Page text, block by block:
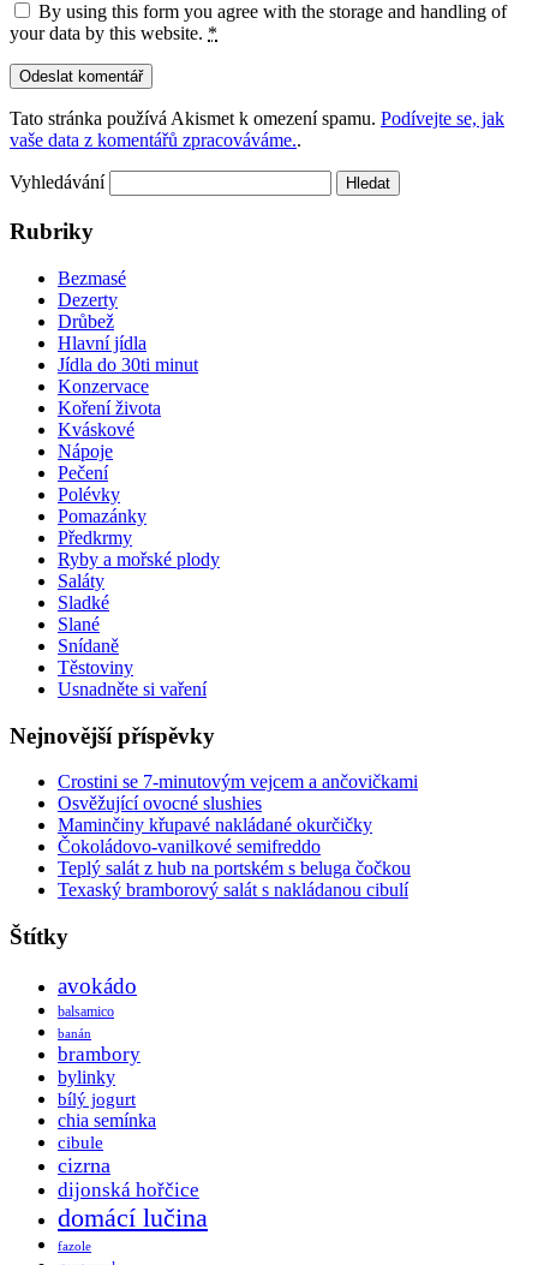
By using this form you agree with the storage and handling of
your data by this website. *
Tato stránka používá Akismet k omezení spamu. Podívejte se, jak
vaše data z komentářů zpracováváme..
Vyhledávání
Rubriky
Bezmasé
Dezerty
Drůbež
Hlavní jídla
Jídla do 30ti minut
Konzervace
Koření života
Kváskové
Nápoje
Pečení
Polévky
Pomazánky
Předkrmy
Ryby a mořské plody
Saláty
Sladké
Slané
Snídaně
Těstoviny
Usnadněte si vaření
Nejnovější příspěvky
Crostini se 7-minutovým vejcem a ančovičkami
Osvěžující ovocné slushies
Maminčiny křupavé nakládané okurčičky
Čokoládovo-vanilkové semifreddo
Teplý salát z hub na portském s beluga čočkou
Texaský bramborový salát s nakládanou cibulí
Štítky
avokádo
balsamico
banán
brambory
bylinky
bílý jogurt
chia semínka
cibule
cizrna
dijonská hořčice
domácí lučina
fazole